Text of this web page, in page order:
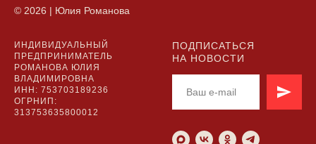
© 2026 | Юлия Романова
ИНДИВИДУАЛЬНЫЙ
ПРЕДПРИНИМАТЕЛЬ
РОМАНОВА ЮЛИЯ
ВЛАДИМИРОВНА
ИНН: 753703189236
ОГРНИП:
313753635800012
ПОДПИСАТЬСЯ
НА НОВОСТИ